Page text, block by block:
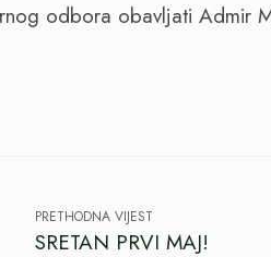
odbora obavljati Admir
PRETHODNA VIJEST
SRETAN PRVI MAJ!